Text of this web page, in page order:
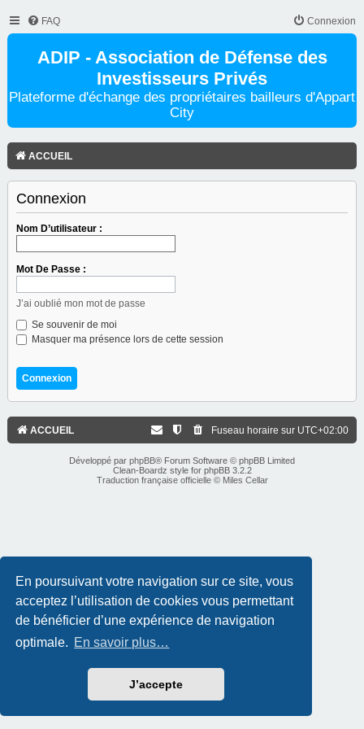
En poursuivant votre navigation sur ce site, vous
acceptez l’utilisation de cookies vous permettant
de bénéficier d’une expérience de navigation
optimale. En savoir plus…
J’accepte
FAQ Connexion
ADIP - Association de Défense des
Investisseurs Privés
Plateforme d'échange des propriétaires bailleurs d'Appart
City
ACCUEIL
Connexion
Nom D’utilisateur :
Mot De Passe :
J’ai oublié mon mot de passe
Se souvenir de moi
Masquer ma présence lors de cette session
ACCUEIL Fuseau horaire sur UTC+02:00
Développé par phpBB® Forum Software © phpBB Limited
Clean-Boardz style for phpBB 3.2.2
Traduction française officielle© Miles Cellar